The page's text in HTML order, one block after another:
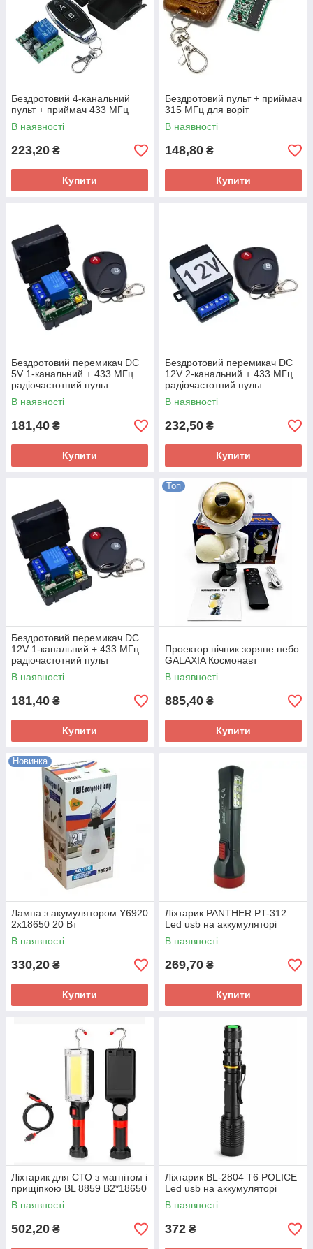
Бездротовий 4-канальний
пульт + приймач 433 МГц
В наявності
223,20 ₴
Купити
Бездротовий пульт + приймач
315 МГц для воріт
В наявності
148,80 ₴
Купити
Бездротовий перемикач DC
5V 1-канальний + 433 МГц
радіочастотний пульт
дистанційного керування
В наявності
181,40 ₴
Купити
Бездротовий перемикач DC
12V 2-канальний + 433 МГц
радіочастотний пульт
дистанційного керування
В наявності
232,50 ₴
Купити
Бездротовий перемикач DC
12V 1-канальний + 433 МГц
радіочастотний пульт
дистанційного керування
В наявності
181,40 ₴
Купити
Топ
Проектор нічник зоряне небо
GALAXIA Космонавт
В наявності
885,40 ₴
Купити
Новинка
Лампа з акумулятором Y6920
2x18650 20 Вт
В наявності
330,20 ₴
Купити
Ліхтарик PANTHER PT-312
Led usb на аккумуляторі
В наявності
269,70 ₴
Купити
Ліхтарик для СТО з магнітом і
прищіпкою BL 8859 B2*18650
В наявності
502,20 ₴
Ліхтарик BL-2804 T6 POLICE
Led usb на аккумуляторі
В наявності
372 ₴